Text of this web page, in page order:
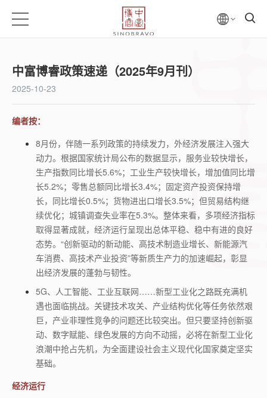
中富博睿政策速递（2025年9月刊）
2025-10-23
编者按：
8月份，伴随一系列政策的持续发力，外经济发展注入强大
动力。根据国家统计局公布的数据显示，服务业较快增长，
生产指数同比增长5.6%；工业生产较快增长，增加值同比增
长5.2%；零售总额同比增长3.4%；固定资产投资保持增
长，同比增长0.5%；货物进出口增长3.5%；但贸易结构继
续优化；城镇调查失业率在5.3%。整体来看，多项经济指标
取得显著成就，经济运行呈现出总体平稳、稳中有进的良好
态势。“创新驱动的新动能、高技术制造业增长、新能源汽
车消费、高技术产业投资”等新质生产力的加速崛起，彰显
出经济发展的蓬勃与韧性。
5G、人工智能、工业互联网……新型工业化之路既充满机
遇也面临挑战。关键技术攻关、产业结构优化等任务依然艰
巨，产业非理性竞争的问题还比较突出。但只要坚持创新驱
动、数字赋能、绿色发展的方向不动摇，必将在新型工业化
浪潮中抢占先机，为全面建设社会主义现代化国家奠定坚实
基础。
经济运行